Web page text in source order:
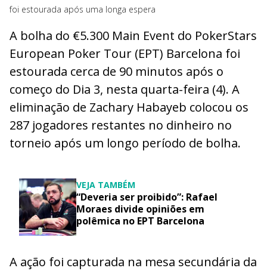
foi estourada após uma longa espera
A bolha do €5.300 Main Event do PokerStars
European Poker Tour (EPT) Barcelona foi
estourada cerca de 90 minutos após o
começo do Dia 3, nesta quarta-feira (4). A
eliminação de Zachary Habayeb colocou os
287 jogadores restantes no dinheiro no
torneio após um longo período de bolha.
VEJA TAMBÉM
“Deveria ser proibido”: Rafael
Moraes divide opiniões em
polêmica no EPT Barcelona
A ação foi capturada na mesa secundária da